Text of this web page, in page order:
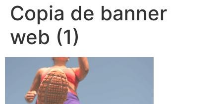
Copia de banner
web (1)